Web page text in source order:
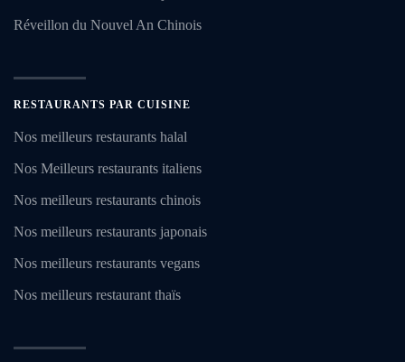
Réveillon du Nouvel An Chinois
RESTAURANTS PAR CUISINE
Nos meilleurs restaurants halal
Nos Meilleurs restaurants italiens
Nos meilleurs restaurants chinois
Nos meilleurs restaurants japonais
Nos meilleurs restaurants vegans
Nos meilleurs restaurant thaïs